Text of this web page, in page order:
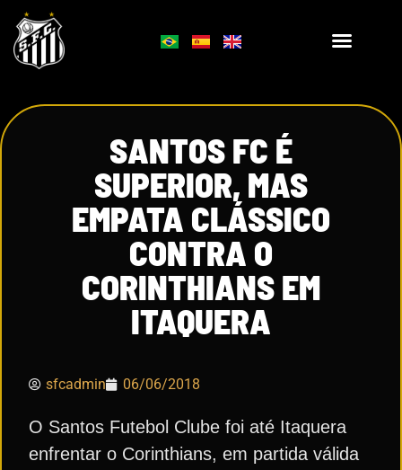
SANTOS FC É
SUPERIOR, MAS
EMPATA CLÁSSICO
CONTRA O
CORINTHIANS EM
ITAQUERA
sfcadmin 06/06/2018
O Santos Futebol Clube foi até Itaquera
enfrentar o Corinthians, em partida válida